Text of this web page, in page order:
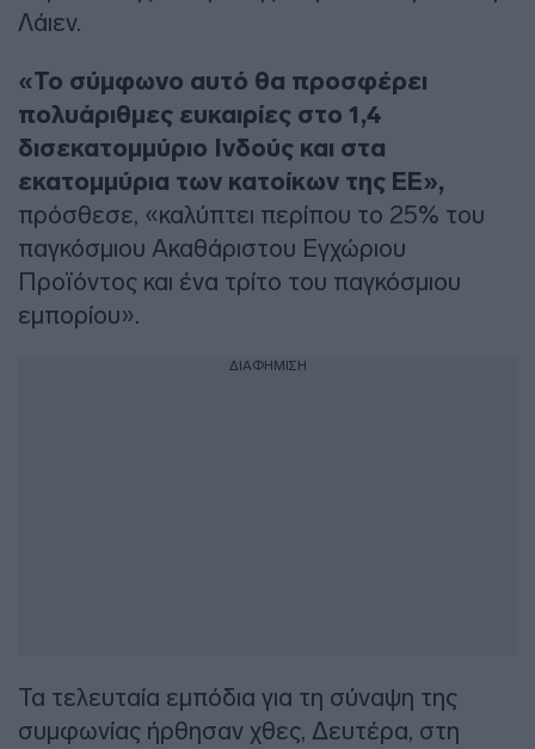
Λάιεν.
«Το σύμφωνο αυτό θα προσφέρει
πολυάριθμες ευκαιρίες στο 1,4
δισεκατομμύριο Ινδούς και στα
εκατομμύρια των κατοίκων της ΕΕ»,
πρόσθεσε, «καλύπτει περίπου το 25% του
παγκόσμιου Ακαθάριστου Εγχώριου
Προϊόντος και ένα τρίτο του παγκόσμιου
εμπορίου».
ΔΙΑΦΗΜΙΣΗ
Τα τελευταία εμπόδια για τη σύναψη της
συμφωνίας ήρθησαν χθες, Δευτέρα, στη